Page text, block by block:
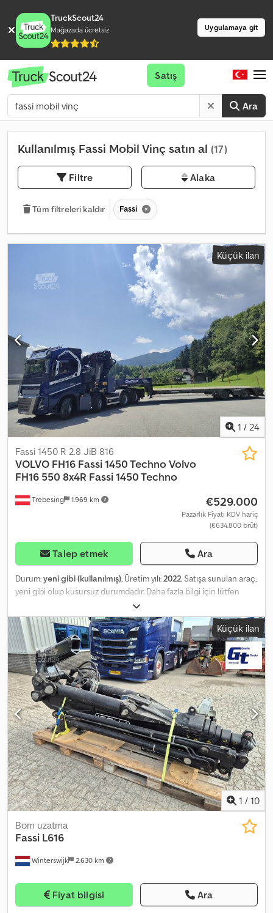
TruckScout24
Mağazada ücretsiz Uygulamaya git
Ara
Satış
Kullanılmış Fassi Mobil Vinç satın al (17)
Filtre Alaka
Tüm filtreleri kaldır Fassi
Küçük ilan
1 / 24
Trebesing 1.969 km
Fassi 1450 R 2.8 JiB 816
VOLVO FH16 Fassi 1450 TechnoVolvo
FH16 550 8x4R Fassi 1450 Techno
€529.000
Pazarlık Fiyatı KDV hariç
(€634.800 brüt)
Talep etmek Ara
Durum:yeni gibi (kullanılmış), Üretim yılı:2022, Satışa sunulan araç,
yeni gibi olup kusursuz durumdadır. Daha fazla bilgi için lütfen
iletişime geçin! Pazarlık payı olan net fiyat 529.000€ + KDV'dir.
Dedpfjzpgwxjx Ac Ijck
Küçük ilan
1 / 10
Winterswijk 2.630 km
Bom uzatma
Fassi L616
Fiyat bilgisi Ara